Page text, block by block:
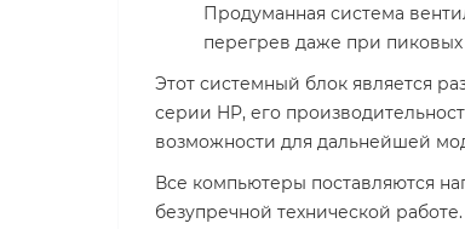
Продуманная система
перегрев даже при пиковых
Этот системный блок является
серии HP, его
возможности для дальнейшей
Все компьютеры поставляются
безупречной технической